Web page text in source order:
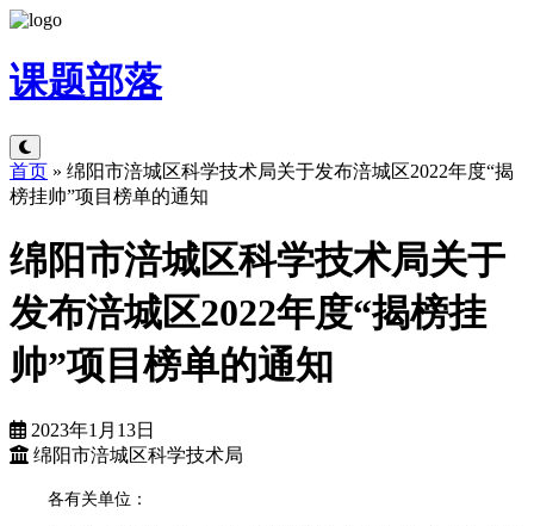
课题部落
首页 » 绵阳市涪城区科学技术局关于发布涪城区2022年度“揭
榜挂帅”项目榜单的通知
绵阳市涪城区科学技术局关于
发布涪城区2022年度“揭榜挂
帅”项目榜单的通知
2023年1月13日
绵阳市涪城区科学技术局
各有关单位：